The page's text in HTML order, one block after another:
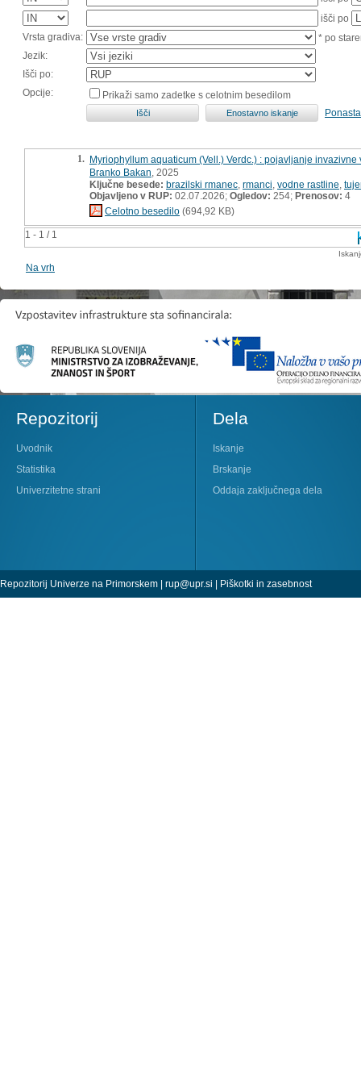
išči po
Vrsta gradiva:
* po
Jezik:
Išči po:
Opcije:
Prikaži samo zadetke s celotnim besedilom
1 - 1 / 1
1. Myriophyllum aquaticum (Vell.) Verdc.) : pojavljanje
Branko Bakan , 2025
Ključne besede: brazilski rmanec rmanci vodne rastline
Objavljeno v RUP: 02.07.2026; Ogledov: 254; Prenosov: 4
Celotno besedilo (694,92 KB)
Na vrh
Repozitorij
Uvodnik
Statistika
Univerzitetne strani
Dela
Iskanje
Brskanje
Oddaja zaključnega dela
Repozitorij Univerze na Primorskem | rup@upr.si | Piškotki in zasebnost